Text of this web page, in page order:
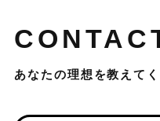
あなたの理想を教えて